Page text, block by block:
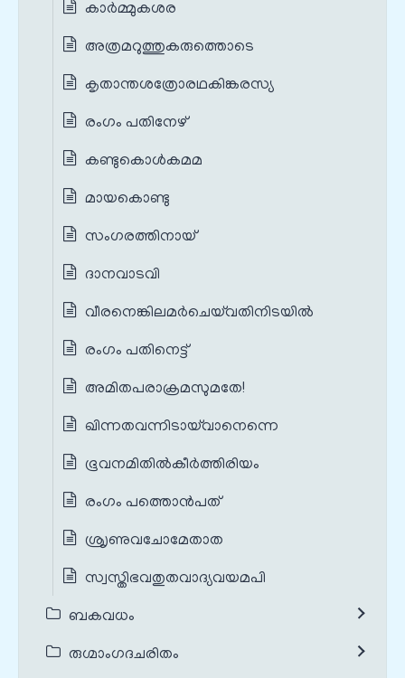
കാർമ്മുകശര
അത്രമറുത്തുകരുത്തൊടെ
കൃതാന്തശത്രോരഥകിങ്കരസ്യ
രംഗം പതിനേഴ്
കണ്ടുകൊൾകമമ
മായകൊണ്ടു
സംഗരത്തിനായ്
ദാനവാടവി
വീരനെങ്കിലമർചെയ്‌വതിനിടയിൽ
രംഗം പതിനെട്ട്
അമിതപരാക്രമസുമതേ!
ഖിന്നതവന്നിടായ്‌വാനെന്നെ
ഭൂവനമിതിൽകീർത്തിരിയം
രംഗം പത്തൊൻപത്
ശ്രൃണുവചോമേതാത
സ്വസ്തിഭവതുതവാദ്യവയമപി
ബകവധം
രുഗ്മാംഗദചരിതം